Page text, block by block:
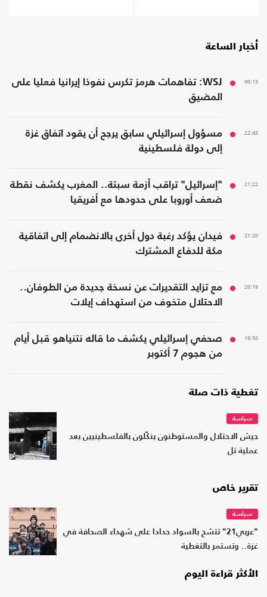
أخبار الساعة
00:13
WSJ: تفاهمات هرمز تكرس نفوذا إيرانيا فعليا على
المضيق
22:45
مسؤول إسرائيلي سابق يرجح أن يقود اتفاق غزة
إلى دولة فلسطينية
21:22
"إسرائيل" تراقب أزمة سبتة.. المغرب يكشف نقطة
ضعف أوروبا على حدودها مع أفريقيا
21:20
فيدان يؤكد رغبة دول أخرى بالانضمام إلى اتفاقية
مكة للدفاع المشترك
20:19
مع تزايد التقديرات عن نسخة جديدة من الطوفان..
الاحتلال متخوف من استهداف إيلات
19:58
صحفي إسرائيلي يكشف ما قاله نتنياهو قبل أيام
من هجوم 7 أكتوبر
تغطية ذات صلة
سياسة
جيش الاحتلال والمستوطنون ينكّلون بالفلسطينيين بعد
عملية تل
تقرير خاص
سياسة
"عربي21" تتشح بالسواد حدادا على شهداء الصحافة في
غزة.. وتستمر بالتغطية
الأكثر قراءة اليوم